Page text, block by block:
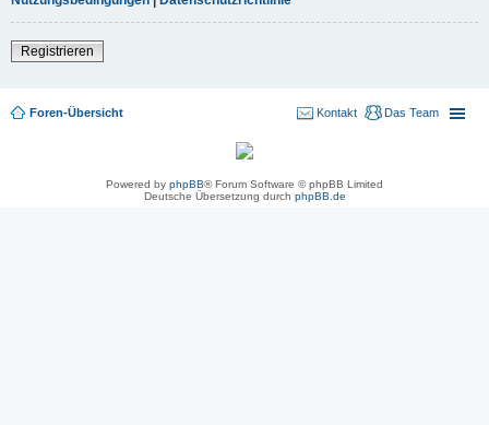
Registrieren
Foren-Übersicht Das Team
Kontakt
Powered by phpBB® Forum Software © phpBB Limited
Deutsche Übersetzung durch phpBB.de